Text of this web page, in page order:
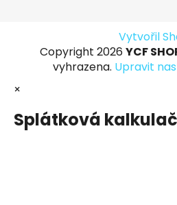
Vytvořil
Copyright 2026 YCF
vyhrazena. Upravit
×
Splátková